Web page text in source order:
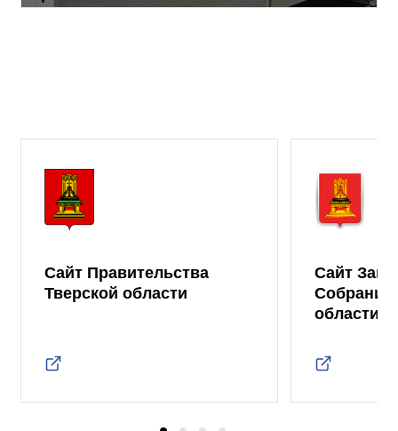
Сайт Правительства
Тверской области
Сайт
Собрания
области